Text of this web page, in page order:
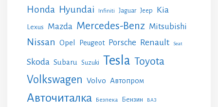
Honda Hyundai Infiniti Jaguar Jeep Kia
Lexus Mazda Mercedes-Benz Mitsubishi
Nissan Opel Peugeot Porsche Renault Seat
Skoda Subaru Suzuki Tesla Toyota
Volkswagen Volvo Автопром
Авточиталка Безпека Бензин ВАЗ